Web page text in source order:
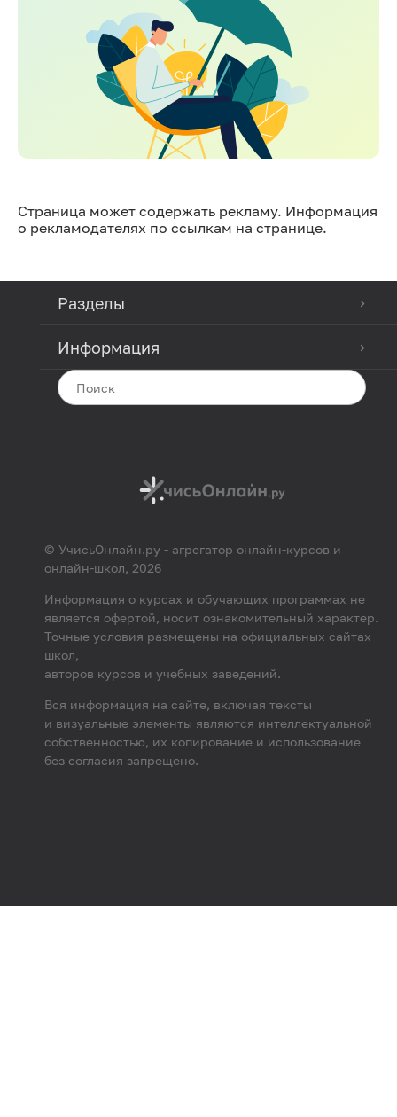
Страница может содержать рекламу. Информация
о рекламодателях по ссылкам на странице.
Разделы
Информация
© УчисьОнлайн.ру - агрегатор онлайн-курсов и
онлайн-школ, 2026
Информация о курсах и обучающих программах не
является офертой, носит ознакомительный характер.
Точные условия размещены на официальных сайтах
школ,
авторов курсов и учебных заведений.
Вся информация на сайте, включая тексты
и визуальные элементы являются интеллектуальной
собственностью, их копирование и использование
без согласия запрещено.